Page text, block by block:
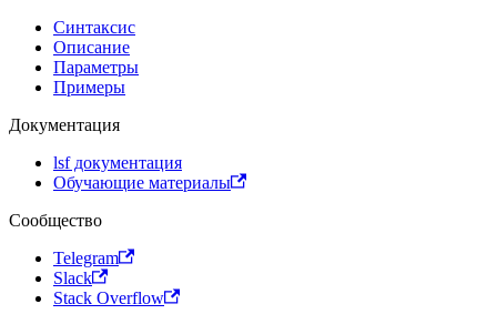
Синтаксис
Описание
Параметры
Примеры
Документация
lsf документация
Обучающие материалы
Сообщество
Telegram
Slack
Stack Overflow